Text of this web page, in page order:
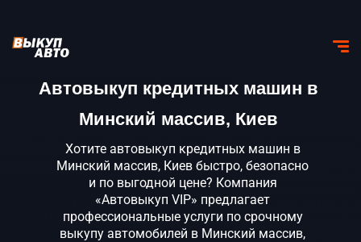
Автовыкуп кредитных машин в
Минский массив, Киев
Хотите автовыкуп кредитных машин в
Минский массив, Киев быстро, безопасно
и по выгодной цене? Компания
«Автовыкуп VIP» предлагает
профессиональные услуги по срочному
выкупу автомобилей в Минский массив,